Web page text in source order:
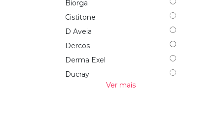
Biorga
Cistitone
D Aveia
Dercos
Derma Exel
Ducray
Ver mais